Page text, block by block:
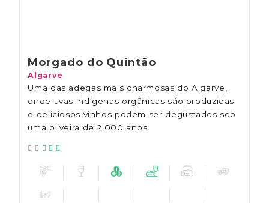
Morgado do Quintão
Algarve
Uma das adegas mais charmosas do Algarve,
onde uvas indígenas orgânicas são produzidas
e deliciosos vinhos podem ser degustados sob
uma oliveira de 2.000 anos.